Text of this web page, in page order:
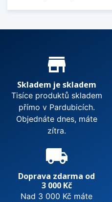
Proč nakupovat u nás?
store_mall_directory
Skladem je skladem
Tisíce produktů skladem
přímo v Pardubicích.
Objednáte dnes, máte
zítra.
local_shipping
Doprava zdarma od
3 000 Kč
Nad 3 000 Kč máte